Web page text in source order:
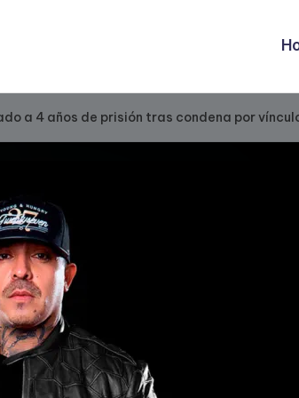
a 4 años de prisión tras condena por